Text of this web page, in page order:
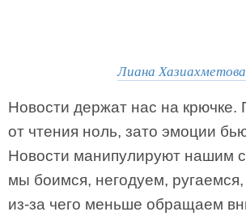
Лиана Хазиахметова
Новости держат нас на крючке.
от чтения ноль, зато эмоции
Новости манипулируют нашим
мы боимся, негодуем,
из-за чего меньше обращаем